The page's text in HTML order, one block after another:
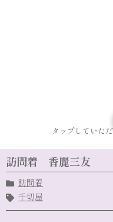
タップしていた
訪問着 香麗三友
訪問着
千切屋